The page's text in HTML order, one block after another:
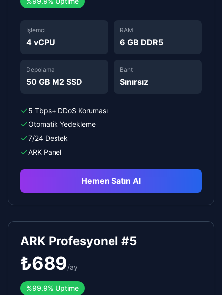
İşlemci
4 vCPU
RAM
6 GB DDR5
Depolama
50 GB M2 SSD
Bant
Sınırsız
5 Tbps+ DDoS Koruması
Otomatik Yedekleme
7/24 Destek
ARK Panel
Hemen Satın Al
ARK Profesyonel #5
₺689/ay
%99.9% Uptime